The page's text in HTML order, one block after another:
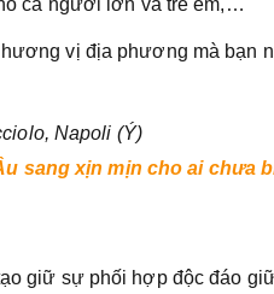
vị địa phương mà bạn
Napoli (Ý)
sang xịn mịn cho ai chưa
giữ sự phối hợp độc đáo